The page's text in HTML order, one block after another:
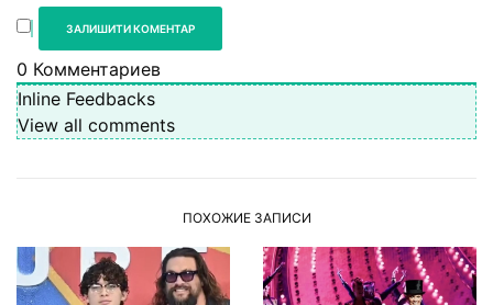
0 Комментариев
Inline Feedbacks
View all comments
ПОХОЖИЕ ЗАПИСИ